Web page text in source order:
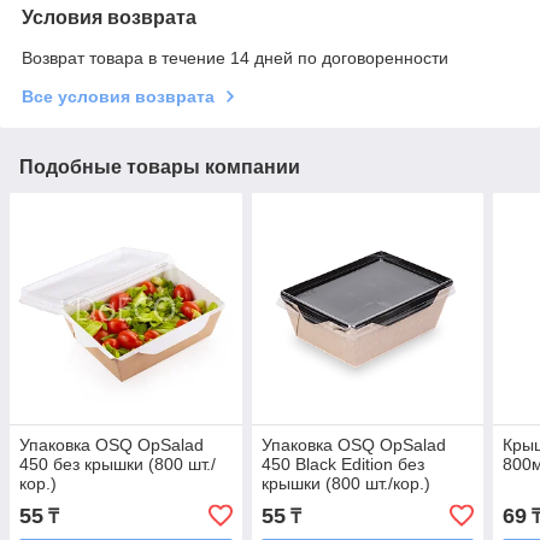
Условия возврата
Возврат товара в течение 14 дней по договоренности
Все условия возврата
Подобные товары компании
Упаковка OSQ OpSalad
450 без крышки (800 шт./
кор.)
55 ₸
Упаковка OSQ OpSalad
450 Black Edition без
крышки (800 шт./кор.)
55₸ 69